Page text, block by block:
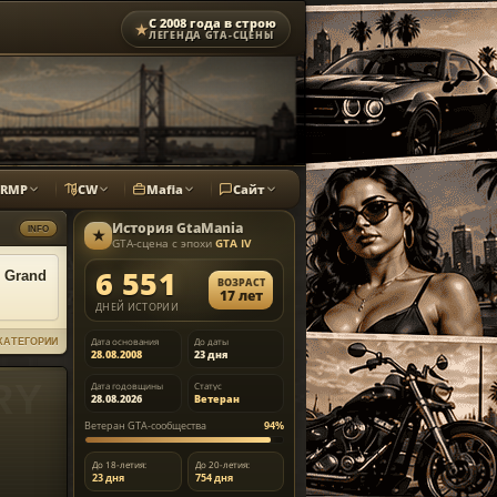
★С 2008 года в строю
ЛЕГЕНДА GTA-СЦЕНЫ
CW Mafia Сайт
INFO ★ ИсторияGtaMania
GTA-сцена с эпохи GTA IV
6 551
ДНЕЙ ИСТОРИИ
ВОЗРАСТ
17 лет
Дата основания
28.08.2008
До даты
23 дня
Дата годовщины
28.08.2026
Статус
Ветеран
Ветеран GTA-сообщества
94%
До 18-летия:
23 дня
До 20-летия:
754 дня